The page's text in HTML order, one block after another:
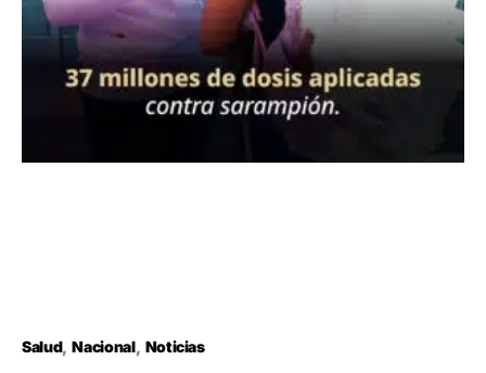
Salud Nacional Noticias